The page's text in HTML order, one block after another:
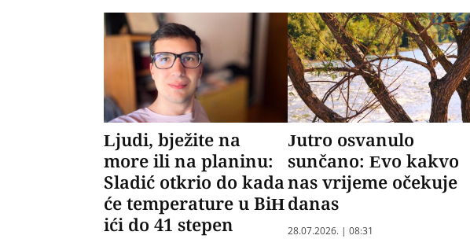
Ljudi, bježite na
more ili na planinu:
Sladić otkrio do kada
će temperature u BiH
ići do 41 stepen
Jutro osvanulo
sunčano: Evo kakvo
nas vrijeme očekuje
danas
28.07.2026. | 08:31